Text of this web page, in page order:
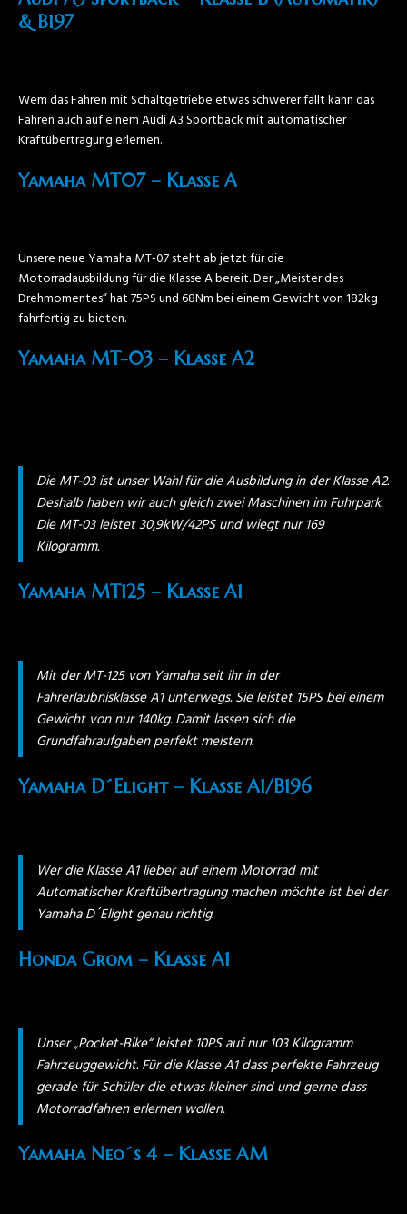
& B197
Wem das Fahren mit Schaltgetriebe etwas schwerer fällt kann das
Fahren auch auf einem Audi A3 Sportback mit automatischer
Kraftübertragung erlernen.
Yamaha MT07 – Klasse A
Unsere neue Yamaha MT-07 steht ab jetzt für die
Motorradausbildung für die Klasse A bereit. Der „Meister des
Drehmomentes“ hat 75PS und 68Nm bei einem Gewicht von 182kg
fahrfertig zu bieten.
Yamaha MT-03 – Klasse A2
Die MT-03 ist unser Wahl für die Ausbildung in der Klasse A2.
Deshalb haben wir auch gleich zwei Maschinen im Fuhrpark.
Die MT-03 leistet 30,9kW/42PS und wiegt nur 169
Kilogramm.
Yamaha MT125 – Klasse A1
Mit der MT-125 von Yamaha seit ihr in der
Fahrerlaubnisklasse A1 unterwegs. Sie leistet 15PS bei einem
Gewicht von nur 140kg. Damit lassen sich die
Grundfahraufgaben perfekt meistern.
Yamaha D´Elight – Klasse A1/B196
Wer die Klasse A1 lieber auf einem Motorrad mit
Automatischer Kraftübertragung machen möchte ist bei der
Yamaha D´Elight genau richtig.
Honda Grom – Klasse A1
Unser „Pocket-Bike“ leistet 10PS auf nur 103 Kilogramm
Fahrzeuggewicht. Für die Klasse A1 dass perfekte Fahrzeug
gerade für Schüler die etwas kleiner sind und gerne dass
Motorradfahren erlernen wollen.
Yamaha Neo´s 4 – Klasse AM